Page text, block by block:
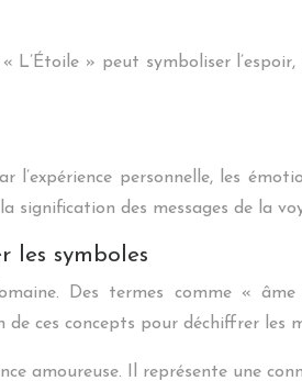
L’Étoile » peut symboliser
l’expérience personnelle, les
des messages de la
les symboles
Des termes comme «
ces concepts pour déchiffrer les
amoureuse. Il représente une